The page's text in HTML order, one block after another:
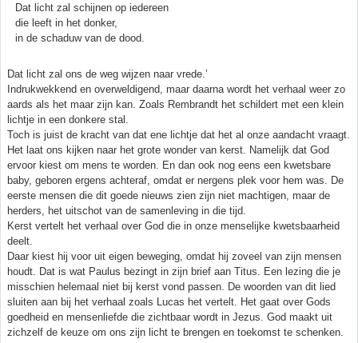
Dat licht zal schijnen op iedereen
die leeft in het donker,
in de schaduw van de dood.
Dat licht zal ons de weg wijzen naar vrede.’
Indrukwekkend en overweldigend, maar daarna wordt het verhaal weer zo
aards als het maar zijn kan. Zoals Rembrandt het schildert met een klein
lichtje in een donkere stal.
Toch is juist de kracht van dat ene lichtje dat het al onze aandacht vraagt.
Het laat ons kijken naar het grote wonder van kerst. Namelijk dat God
ervoor kiest om mens te worden. En dan ook nog eens een kwetsbare
baby, geboren ergens achteraf, omdat er nergens plek voor hem was. De
eerste mensen die dit goede nieuws zien zijn niet machtigen, maar de
herders, het uitschot van de samenleving in die tijd.
Kerst vertelt het verhaal over God die in onze menselijke kwetsbaarheid
deelt.
Daar kiest hij voor uit eigen beweging, omdat hij zoveel van zijn mensen
houdt. Dat is wat Paulus bezingt in zijn brief aan Titus. Een lezing die je
misschien helemaal niet bij kerst vond passen. De woorden van dit lied
sluiten aan bij het verhaal zoals Lucas het vertelt. Het gaat over Gods
goedheid en mensenliefde die zichtbaar wordt in Jezus. God maakt uit
zichzelf de keuze om ons zijn licht te brengen en toekomst te schenken.